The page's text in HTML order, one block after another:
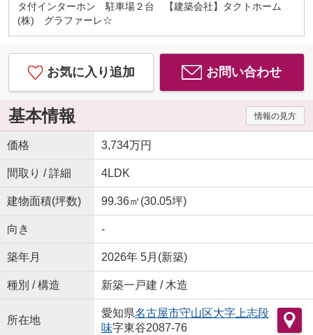
タ付インターホン 駐車場２台 【建築会社】タクトホーム
(株) グラファーレ☆
お気に入り追加 お問い合わせ
基本情報 情報の見方
価格 3,734万円
間取り / 詳細 4LDK
建物面積(坪数) 99.36㎡(30.05坪)
向き -
築年月 2026年 5月(新築)
種別 / 構造 新築一戸建 / 木造
所在地
愛知県名古屋市守山区大字上志段
味字東谷2087-76